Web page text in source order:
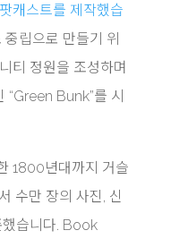
팟캐스트를 제작했습
중립으로 만들기 위
티 정원을 조성하며
Bunk”를 시
1800년대까지 거슬
수만 장의 사진, 신
했습니다. Book